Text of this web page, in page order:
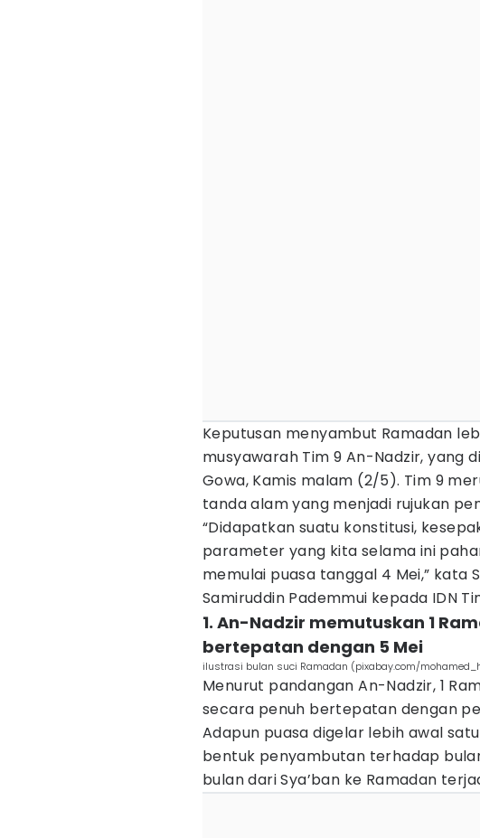
Keputusan menyambut Ramadan
musyawarah Tim 9 An-Nadzir, yang
Gowa, Kamis malam (2/5). Tim 9
tanda alam yang menjadi rujukan
“Didapatkan suatu konstitusi,
parameter yang kita selama ini
memulai puasa tanggal 4 Mei,” kata
Samiruddin Pademmui kepada IDN
1. An-Nadzir memutuskan 1
bertepatan dengan 5 Mei
ilustrasi bulan suci Ramadan (pixabay.com/
Menurut pandangan An-Nadzir, 1
secara penuh bertepatan dengan
Adapun puasa digelar lebih awal
bentuk penyambutan terhadap
bulan dari Sya’ban ke Ramadan